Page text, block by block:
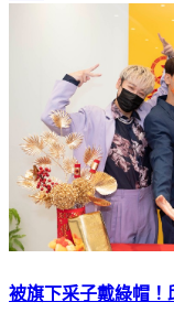
被旗下采子戴綠帽！